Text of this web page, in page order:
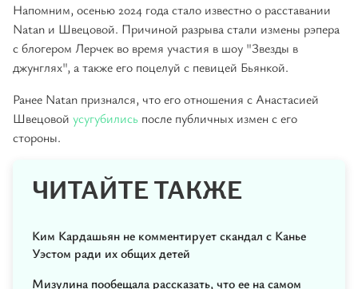
Напомним, осенью 2024 года стало известно о расставании
Natan и Швецовой. Причиной разрыва стали измены рэпера
с блогером Лерчек во время участия в шоу "Звезды в
джунглях", а также его поцелуй с певицей Бьянкой.
Ранее Natan признался, что его отношения с Анастасией
Швецовой усугубились после публичных измен с его
стороны.
ЧИТАЙТЕ ТАКЖЕ
Ким Кардашьян не комментирует скандал с Канье
Уэстом ради их общих детей
Мизулина пообещала рассказать, что ее на самом